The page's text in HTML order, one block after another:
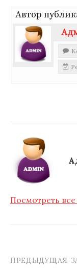
Автор
Посмотреть
Навигация
ПРЕДЫДУЩАЯ